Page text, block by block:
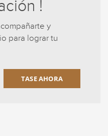
!
y
para lograr tu
TASE AHORA